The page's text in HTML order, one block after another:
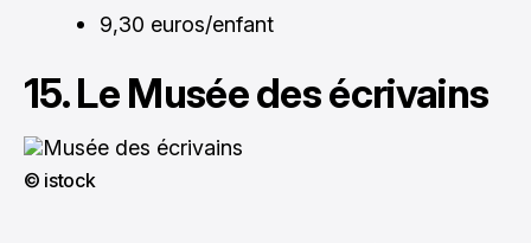
9,30 euros/enfant
15. Le Musée des écrivains
© istock